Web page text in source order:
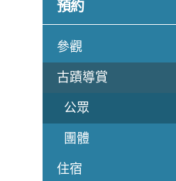
預約
參觀
古蹟導賞
公眾
團體
住宿